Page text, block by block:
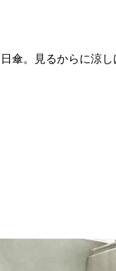
傘。見るからに涼